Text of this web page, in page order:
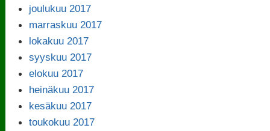
joulukuu 2017
marraskuu 2017
lokakuu 2017
syyskuu 2017
elokuu 2017
heinäkuu 2017
kesäkuu 2017
toukokuu 2017